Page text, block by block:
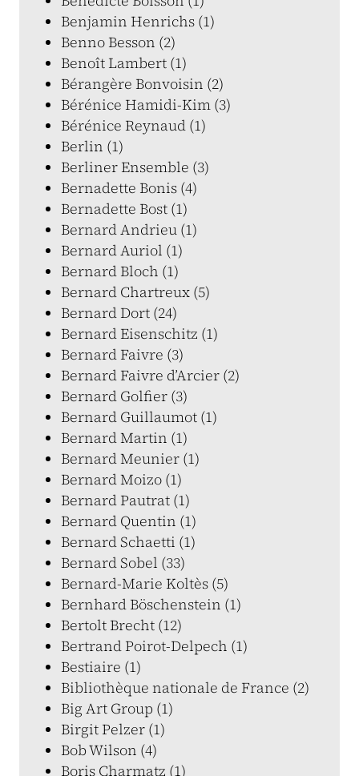
Benjamin Henrichs (1)
Benno Besson (2)
Benoît Lambert (1)
Bérangère Bonvoisin (2)
Bérénice Hamidi-Kim (3)
Bérénice Reynaud (1)
Berlin (1)
Berliner Ensemble (3)
Bernadette Bonis (4)
Bernadette Bost (1)
Bernard Andrieu (1)
Bernard Auriol (1)
Bernard Bloch (1)
Bernard Chartreux (5)
Bernard Dort (24)
Bernard Eisenschitz (1)
Bernard Faivre (3)
Bernard Faivre d’Arcier (2)
Bernard Golfier (3)
Bernard Guillaumot (1)
Bernard Martin (1)
Bernard Meunier (1)
Bernard Moizo (1)
Bernard Pautrat (1)
Bernard Quentin (1)
Bernard Schaetti (1)
Bernard Sobel (33)
Bernard-Marie Koltès (5)
Bernhard Böschenstein (1)
Bertolt Brecht (12)
Bertrand Poirot-Delpech (1)
Bestiaire (1)
Bibliothèque nationale de France (2)
Big Art Group (1)
Birgit Pelzer (1)
Bob Wilson (4)
Boris Charmatz (1)